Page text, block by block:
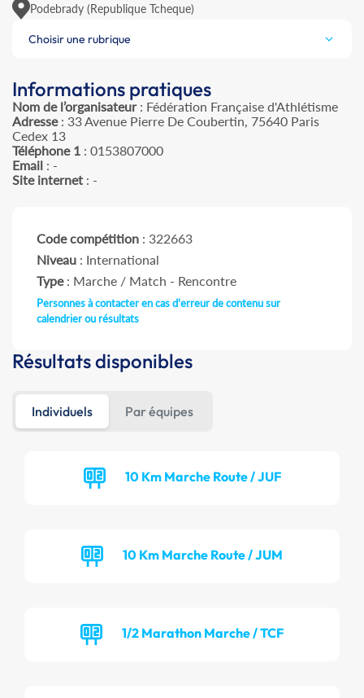
Podebrady (Republique Tcheque)
Choisir une rubrique
Informations pratiques
Nom de l’organisateur: Fédération Française d'Athlétisme
Adresse: 33 Avenue Pierre De Coubertin, 75640 Paris
Cedex 13
Téléphone 1 : 0153807000
Email : -
Site internet : -
Code compétition : 322663
Niveau : International
Type: Marche / Match - Rencontre
Personnes à contacter en cas d'erreur de contenu sur
calendrier ou résultats
Résultats disponibles
Individuels Par équipes
10 Km Marche Route / JUF
10 Km Marche Route / JUM
1/2 Marathon Marche / TCF